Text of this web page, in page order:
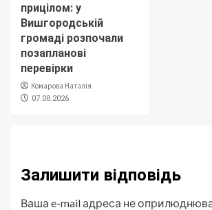
прицілом: у
Вишгородській
громаді розпочали
позапланові
перевірки
Комарова Наталія
07.08.2026
Залишити відповідь
Ваша e-mail адреса не